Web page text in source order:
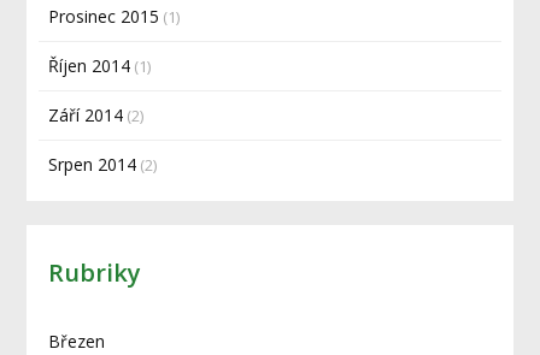
Prosinec 2015 (1)
Říjen 2014 (1)
Září 2014 (2)
Srpen 2014 (2)
Rubriky
Březen